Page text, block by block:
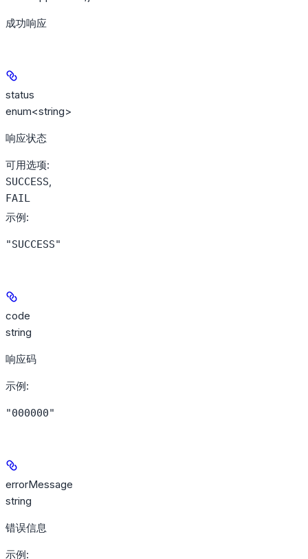
成功响应
status
enum<string>
响应状态
可用选项:
SUCCESS
FAIL
示例:
"SUCCESS"
code
string
响应码
示例:
"000000"
errorMessage
string
错误信息
示例: